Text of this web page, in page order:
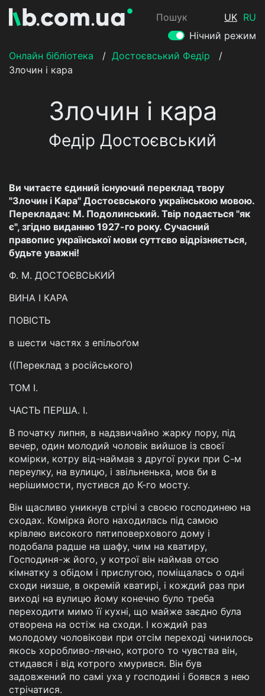
Пошук UK RU
Нічний режим
Онлайн бібліотека
/ Достоєвський Федір
/
Злочин і кара
Злочин і кара
Федір Достоєвський
Ви читаєте єдиний існуючий переклад твору
"Злочин і Кара" Достоєвського українською мовою.
Перекладач: М. Подолинський. Твір подається "як
є", згідно виданню 1927-го року. Сучасний
правопис української мови суттєво відрізняється,
будьте уважні!
Ф. М. ДОСТОЄВСЬКИЙ
ВИНА І КАРА
ПОВІСТЬ
в шести частях з епільоґом
((Переклад з російського)
ТОМ І.
ЧАСТЬ ПЕРША. I.
В початку липня, в надзвичайно жарку пору, під
вечер, один молодий чоловік вийшов із своєї
комірки, котру від-наймав з другої руки при С-м
переулку, на вулицю, і звільненька, мов би в
нерішимости, пустився до К-го мосту.
Він щасливо уникнув стрічі з своєю господинею на
сходах. Комірка його находилась під самою
крівлею високого пятиповерхового дому і
подобала радше на шафу, чим на кватиру,
Господиня-ж його, у котрої він наймав отсю
кімнатку з обідом і прислугою, поміщалась о одні
сходи низше, в окремій кватирі, і кождий раз при
виході на вулицю йому конечно було треба
переходити мимо її кухні, що майже заєдно була
отворена на остіж на сходи. І кождий раз
молодому чоловікови при отсім переході чинилось
якось хоробливо-лячно, котрого то чувства він,
стидався і від котрого хмурився. Він був
задовжений по самі уха у господині і боявся з нею
стрічатися.